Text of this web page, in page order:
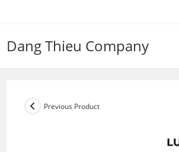
Dang Thieu Company
Previous Product